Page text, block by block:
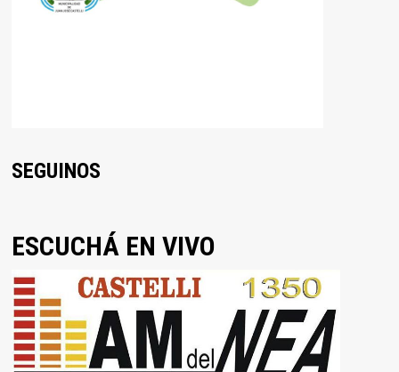
SEGUINOS
ESCUCHÁ EN VIVO